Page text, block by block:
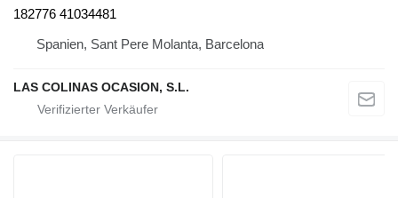
182776 41034481
Spanien, Sant Pere Molanta, Barcelona
LAS COLINAS OCASION, S.L.